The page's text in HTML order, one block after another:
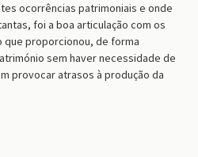
ocorrências patrimoniais e onde
foi a boa articulação com os
proporcionou, de forma
sem haver necessidade de
provocar atrasos à produção da